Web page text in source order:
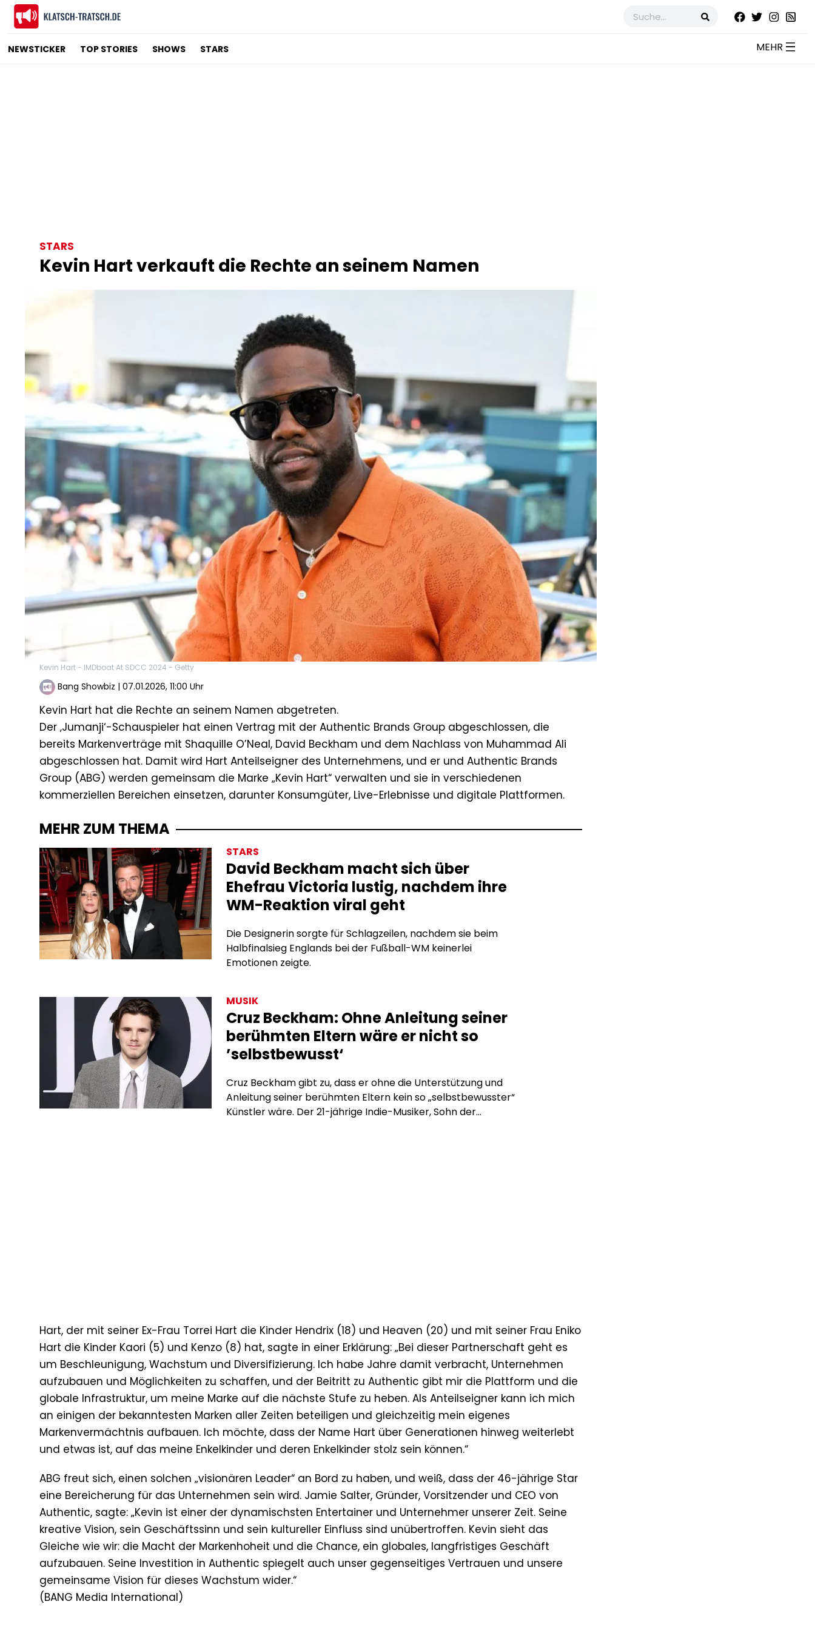
NEWSTICKER TOP STORIES SHOWS STARS
STARS
Kevin Hart verkauft die Rechte an seinem Namen
Kevin Hart - IMDboat At SDCC 2024 - Getty
Bang Showbiz | 07.01.2026, 11:00 Uhr
Kevin Hart hat die Rechte an seinem Namen abgetreten.
Der ‚Jumanji‘-Schauspieler hat einen Vertrag mit der Authentic Brands Group abgeschlossen, die
bereits Markenverträge mit Shaquille O’Neal, David Beckham und dem Nachlass von Muhammad Ali
abgeschlossen hat. Damit wird Hart Anteilseigner des Unternehmens, und er und Authentic Brands
Group (ABG) werden gemeinsam die Marke „Kevin Hart“ verwalten und sie in verschiedenen
kommerziellen Bereichen einsetzen, darunter Konsumgüter, Live-Erlebnisse und digitale Plattformen.
MEHR ZUM THEMA
STARS
David Beckham macht sich über
Ehefrau Victoria lustig, nachdem ihre
WM-Reaktion viral geht
Die Designerin sorgte für Schlagzeilen, nachdem sie beim
Halbfinalsieg Englands bei der Fußball-WM keinerlei
Emotionen zeigte.
MUSIK
Cruz Beckham: Ohne Anleitung seiner
berühmten Eltern wäre er nicht so
’selbstbewusst‘
Cruz Beckham gibt zu, dass er ohne die Unterstützung und
Anleitung seiner berühmten Eltern kein so „selbstbewusster“
Künstler wäre. Der 21-jährige Indie-Musiker, Sohn der
Hart, der mit seiner Ex-Frau Torrei Hart die Kinder Hendrix (18) und Heaven (20) und mit seiner Frau Eniko
Hart die Kinder Kaori (5) und Kenzo (8) hat, sagte in einer Erklärung: „Bei dieser Partnerschaft geht es
um Beschleunigung, Wachstum und Diversifizierung. Ich habe Jahre damit verbracht, Unternehmen
aufzubauen und Möglichkeiten zu schaffen, und der Beitritt zu Authentic gibt mir die Plattform und die
globale Infrastruktur, um meine Marke auf die nächste Stufe zu heben. Als Anteilseigner kann ich mich
an einigen der bekanntesten Marken aller Zeiten beteiligen und gleichzeitig mein eigenes
Markenvermächtnis aufbauen. Ich möchte, dass der Name Hart über Generationen hinweg weiterlebt
und etwas ist, auf das meine Enkelkinder und deren Enkelkinder stolz sein können.“
ABG freut sich, einen solchen „visionären Leader“ an Bord zu haben, und weiß, dass der 46-jährige Star
eine Bereicherung für das Unternehmen sein wird. Jamie Salter, Gründer, Vorsitzender und CEO von
Authentic, sagte: „Kevin ist einer der dynamischsten Entertainer und Unternehmer unserer Zeit. Seine
kreative Vision, sein Geschäftssinn und sein kultureller Einfluss sind unübertroffen. Kevin sieht das
Gleiche wie wir: die Macht der Markenhoheit und die Chance, ein globales, langfristiges Geschäft
aufzubauen. Seine Investition in Authentic spiegelt auch unser gegenseitiges Vertrauen und unsere
gemeinsame Vision für dieses Wachstum wider.“